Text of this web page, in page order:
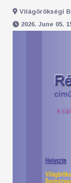
Világörökségi
2026. June 05.